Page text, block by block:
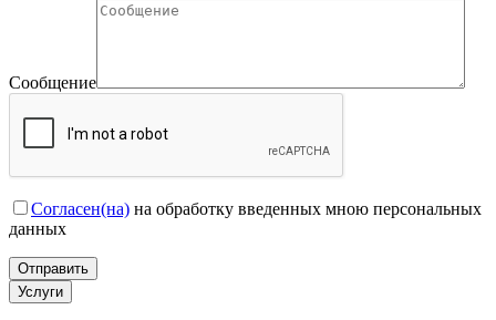
Сообщение
Согласен(на) на обработку введенных мною персональных
данных
Услуги